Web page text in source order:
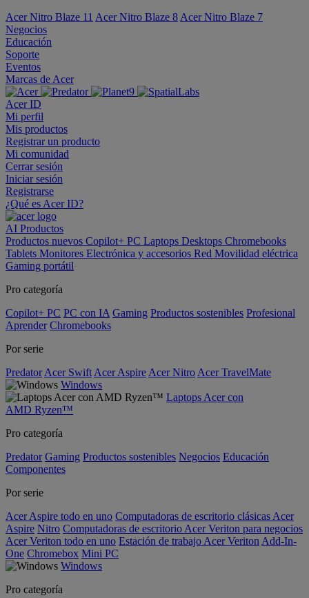
Acer Nitro Blaze 11 Acer Nitro Blaze 8 Acer Nitro Blaze 7
Negocios
Educación
Soporte
Eventos
Marcas de Acer
Acer ID
Mi perfil
Mis productos
Registrar un producto
Mi comunidad
Cerrar sesión
Iniciar sesión
Registrarse
¿Qué es Acer ID?
AI Productos
Productos nuevos Copilot+ PC Laptops Desktops Chromebooks
Tablets Monitores Electrónica y accesorios Red Movilidad eléctrica
Gaming portátil
Pro categoría
Copilot+ PC PC con IA Gaming Productos sostenibles Profesional
Aprender Chromebooks
Por serie
Predator Acer Swift Acer Aspire Acer Nitro Acer TravelMate
Windows
Laptops Acer con
AMD Ryzen™
Pro categoría
Predator Gaming Productos sostenibles Negocios Educación
Componentes
Por serie
Acer Aspire todo en uno Computadoras de escritorio clásicas Acer
Aspire Nitro Computadoras de escritorio Acer Veriton para negocios
Acer Veriton todo en uno Estación de trabajo Acer Veriton Add-In-
One Chromebox Mini PC
Windows
Pro categoría